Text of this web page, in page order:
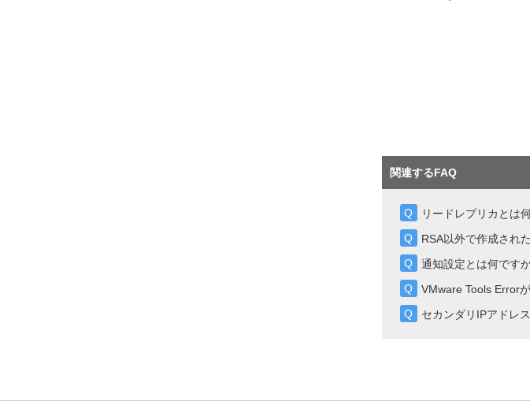
関連するFAQ
リードレプリカとは
RSA以外で作成され
通知設定とは何です
VMware Tools Error
セカンダリIPアドレ